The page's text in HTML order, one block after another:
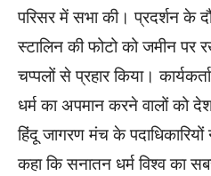
परिसर में सभा की। प्रदर्शन के
स्टालिन की फोटो को जमीन पर
चप्पलों से प्रहार किया।
धर्म का अपमान करने वालों को
हिंदू जागरण मंच के
कहा कि सनातन धर्म विश्व का